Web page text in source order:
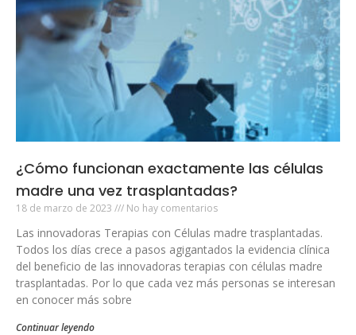
¿Cómo funcionan exactamente las células
madre una vez trasplantadas?
18 de marzo de 2023 No hay comentarios
Las innovadoras Terapias con Células madre trasplantadas.
Todos los días crece a pasos agigantados la evidencia clínica
del beneficio de las innovadoras terapias con células madre
trasplantadas. Por lo que cada vez más personas se interesan
en conocer más sobre
Continuar leyendo